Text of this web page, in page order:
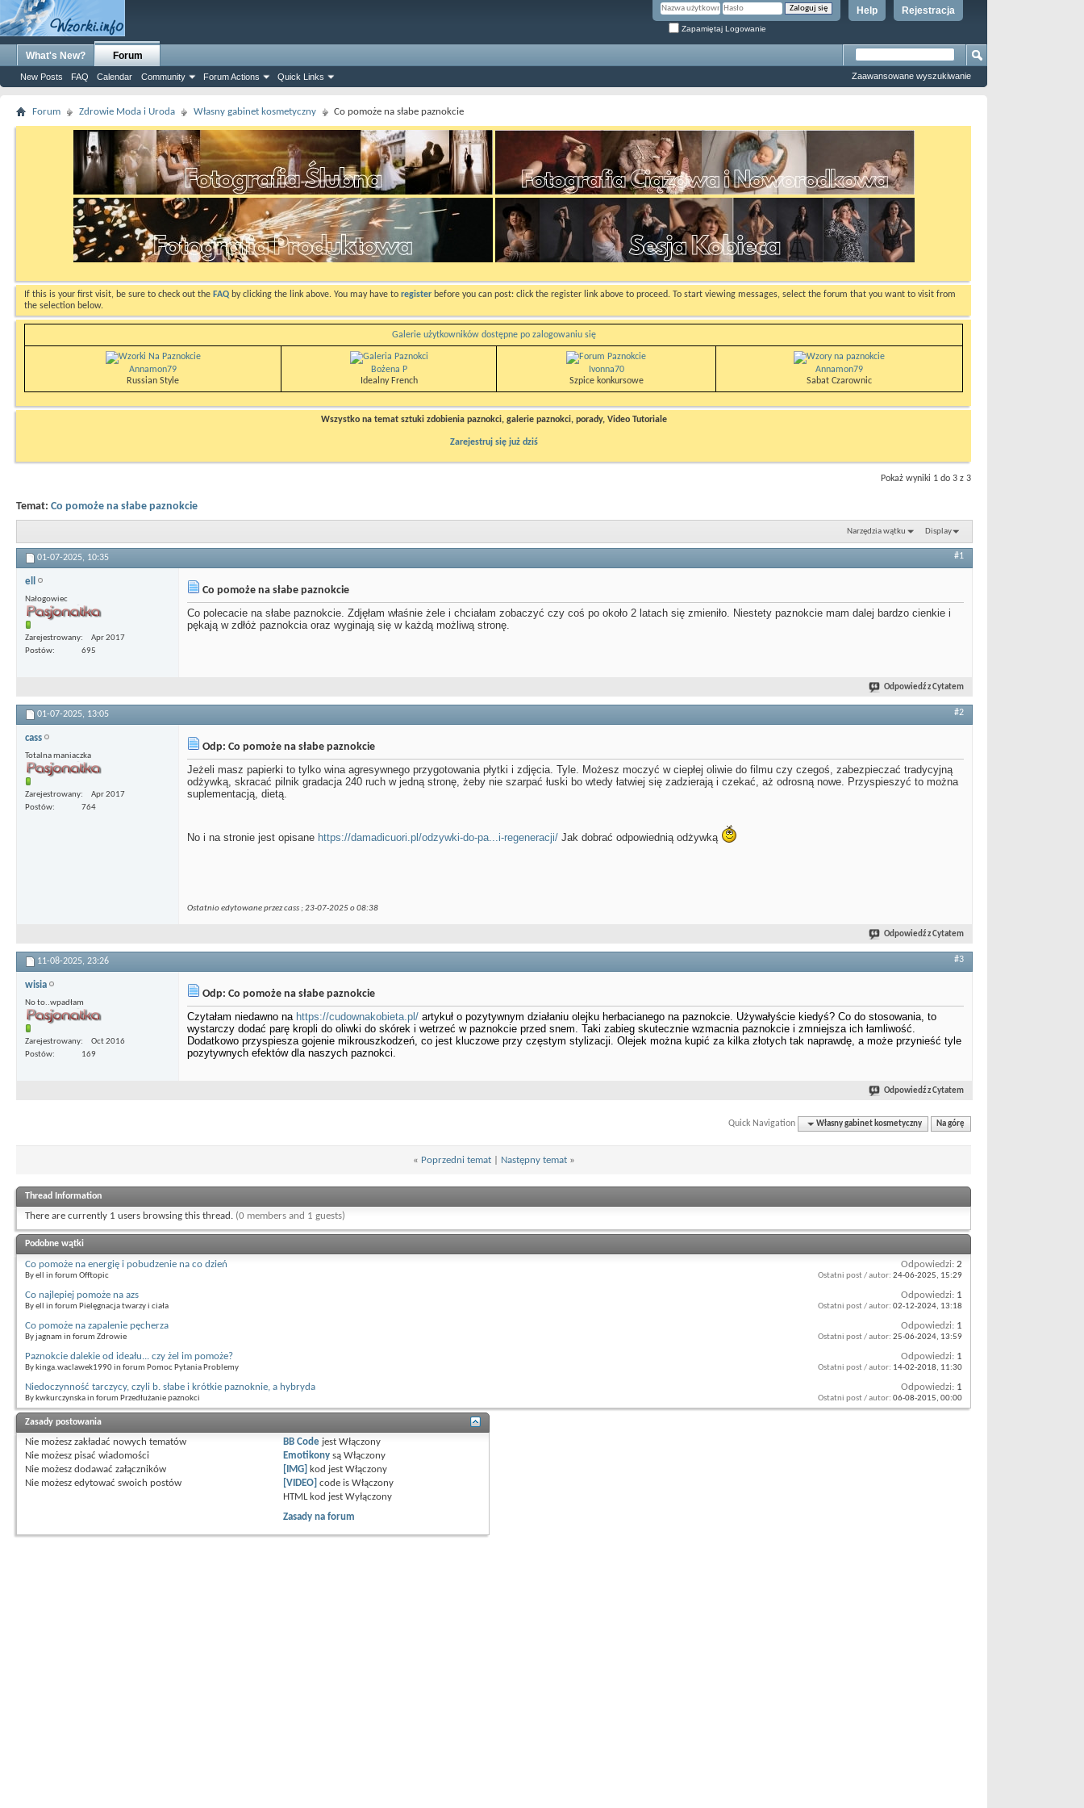
Rejestracja
Help
Zapamiętaj Logowanie
What's New? Forum
New Posts FAQ Calendar Community Forum Actions Quick Links Zaawansowane wyszukiwanie
Forum Zdrowie Moda i Uroda Własny gabinet kosmetyczny Co pomoże na słabe paznokcie
If this is your first visit, be sure to check out the FAQ by clicking the link above. You may have to register before you can post: click the register link above to proceed. To start viewing messages, select the forum that you want to visit from
the selection below.
Galerie użytkowników dostępne po zalogowaniu się
Annamon79
Russian Style
Bożena P
Idealny French
Ivonna70
Szpice konkursowe
Annamon79
Sabat Czarownic
Wszystko na temat sztuki zdobienia paznokci, galerie paznokci, porady, Video Tutoriale
Zarejestruj się już dziś
Pokaż wyniki 1 do 3 z 3
Temat: Co pomoże na słabe paznokcie
Narzędzia wątku Display
01-07-2025, 10:35 #1
ell
Nałogowiec
Zarejestrowany
Apr 2017
Postów
695
Co pomoże na słabe paznokcie
Co polecacie na słabe paznokcie. Zdjęłam właśnie żele i chciałam zobaczyć czy coś po około 2 latach się zmieniło. Niestety paznokcie mam dalej bardzo cienkie i
pękają w zdłóż paznokcia oraz wyginają się w każdą możliwą stronę.
Odpowiedź z Cytatem
01-07-2025, 13:05 #2
cass
Totalna maniaczka
Zarejestrowany
Apr 2017
Postów
764
Odp: Co pomoże na słabe paznokcie
Jeżeli masz papierki to tylko wina agresywnego przygotowania płytki i zdjęcia. Tyle. Możesz moczyć w ciepłej oliwie do filmu czy czegoś, zabezpieczać tradycyjną
odżywką, skracać pilnik gradacja 240 ruch w jedną stronę, żeby nie szarpać łuski bo wtedy łatwiej się zadzierają i czekać, aż odrosną nowe. Przyspieszyć to można
suplementacją, dietą.
No i na stronie jest opisane https://damadicuori.pl/odzywki-do-pa...i-regeneracji/ Jak dobrać odpowiednią odżywką
Ostatnio edytowane przez cass ; 23-07-2025 o08:38
Odpowiedź z Cytatem
11-08-2025, 23:26 #3
wisia
No to..wpadłam
Zarejestrowany
Oct 2016
Postów
169
Odp: Co pomoże na słabe paznokcie
Czytałam niedawno na https://cudownakobieta.pl/ artykuł o pozytywnym działaniu olejku herbacianego na paznokcie. Używałyście kiedyś? Co do stosowania, to
wystarczy dodać parę kropli do oliwki do skórek i wetrzeć w paznokcie przed snem. Taki zabieg skutecznie wzmacnia paznokcie i zmniejsza ich łamliwość.
Dodatkowo przyspiesza gojenie mikrouszkodzeń, co jest kluczowe przy częstym stylizacji. Olejek można kupić za kilka złotych tak naprawdę, a może przynieść tyle
pozytywnych efektów dla naszych paznokci.
Odpowiedź z Cytatem
Quick Navigation Własny gabinet kosmetyczny Na górę
« Poprzedni temat| Następny temat »
Thread Information
There are currently 1 users browsing this thread. (0 members and 1 guests)
Podobne wątki
Co pomoże na energię i pobudzenie na co dzień
By ell in forum Offtopic
Odpowiedzi: 2
Ostatni post / autor: 24-06-2025, 15:29
Co najlepiej pomoże na azs
By ell in forum Pielęgnacja twarzy i ciała
Odpowiedzi: 1
Ostatni post / autor: 02-12-2024, 13:18
Co pomoże na zapalenie pęcherza
By jagnam in forum Zdrowie
Odpowiedzi: 1
Ostatni post / autor: 25-06-2024, 13:59
Paznokcie dalekie od ideału... czy żel im pomoże?
By kinga.waclawek1990 in forum Pomoc Pytania Problemy
Odpowiedzi: 1
Ostatni post / autor: 14-02-2018, 11:30
Niedoczynność tarczycy, czyli b. słabe i krótkie paznoknie, a hybryda
By kwkurczynska in forum Przedłużanie paznokci
Odpowiedzi: 1
Ostatni post / autor: 06-08-2015, 00:00
Zasady postowania
Nie możesz zakładać nowych tematów
Nie możesz pisać wiadomości
Nie możesz dodawać załączników
Nie możesz edytować swoich postów
BB Code jestWłączony
Emotikony sąWłączony
[IMG]
kod jestWłączony
[VIDEO] code isWłączony
HTML kod jestWyłączony
Zasady na forum